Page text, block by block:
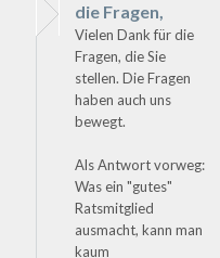
die Fragen,
Vielen Dank für die
Fragen, die Sie
stellen. Die Fragen
haben auch uns
bewegt.
Als Antwort vorweg:
Was ein "gutes"
Ratsmitglied
ausmacht, kann man
kaum